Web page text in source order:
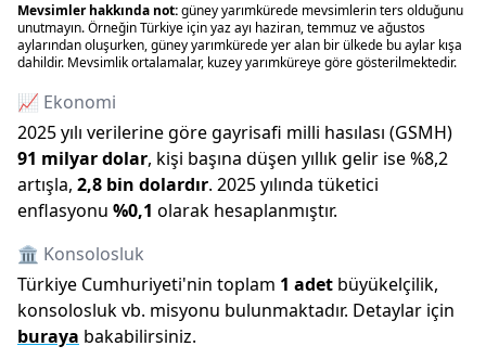
Mevsimler hakkında not:güney yarımkürede mevsimlerin ters olduğunu
unutmayın. Örneğin Türkiye için yaz ayı haziran, temmuz ve ağustos
aylarından oluşurken, güney yarımkürede yer alan bir ülkede bu aylar kışa
dahildir. Mevsimlik ortalamalar, kuzey yarımküreye göre gösterilmektedir.
📈 Ekonomi
2025yılı verilerine göre gayrisafi milli hasılası (GSMH)
91 milyardolar, kişi başına düşen yıllık gelir ise %8,2
artışla, 2,8 bin dolardır. 2025yılında tüketici
enflasyonu %0,1 olarak hesaplanmıştır.
🏛️ Konsolosluk
Türkiye Cumhuriyeti'nin toplam 1 adet büyükelçilik,
konsolosluk vb. misyonu bulunmaktadır. Detaylar için
buraya bakabilirsiniz.